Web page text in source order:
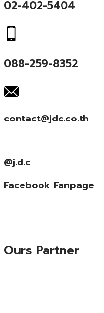
02-402-5404
088-259-8352
contact@jdc.co.th
@j.d.c
Facebook Fanpage
Ours Partner